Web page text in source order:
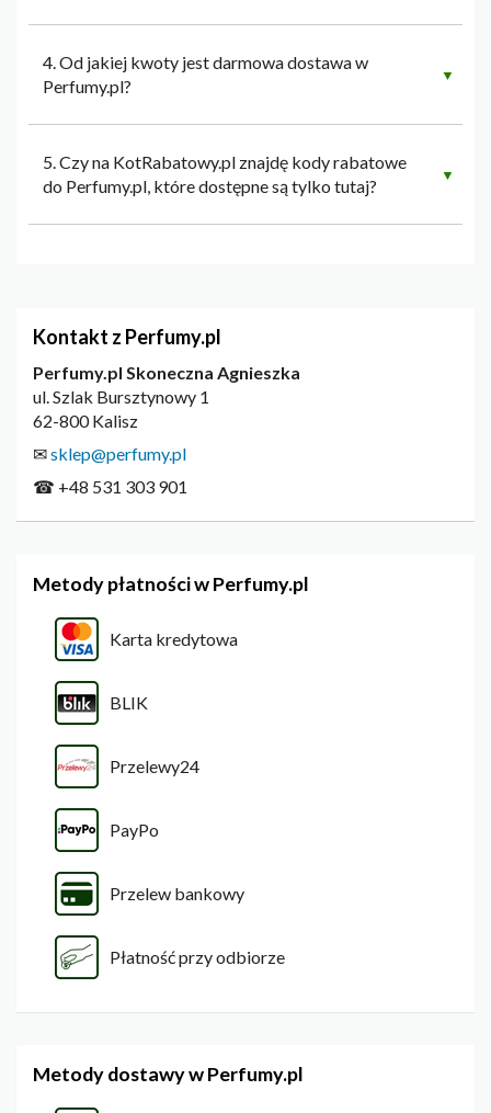
4. Od jakiej kwoty jest darmowa dostawa w
Perfumy.pl?
▼
5. Czy na KotRabatowy.pl znajdę kody rabatowe
do Perfumy.pl, które dostępne są tylko tutaj?
▼
Kontakt z Perfumy.pl
Perfumy.pl Skoneczna Agnieszka
ul. Szlak Bursztynowy 1
62-800 Kalisz
✉sklep@perfumy.pl
☎ +48 531 303 901
Metody płatności w Perfumy.pl
Karta kredytowa
BLIK
Przelewy24
PayPo
Przelew bankowy
Płatność przy odbiorze
Metody dostawy w Perfumy.pl